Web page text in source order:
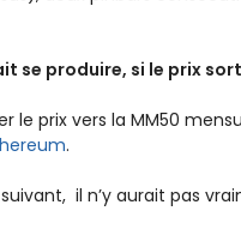
se produire, si le prix
le prix vers la MM50
.
il n’y aurait pas